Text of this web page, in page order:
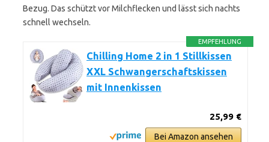
Bezug. Das schützt vor Milchflecken und lässt sich nachts
schnell wechseln.
EMPFEHLUNG
Chilling Home 2 in 1 Stillkissen
XXL Schwangerschaftskissen
mit Innenkissen
25,99 €
Bei Amazon ansehen